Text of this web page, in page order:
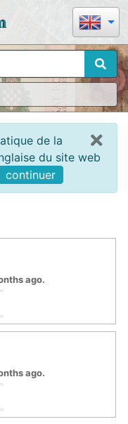
de la
du site web
continuer
ago.
ago.